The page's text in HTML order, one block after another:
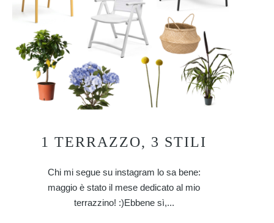
1 TERRAZZO, 3 STILI
Chi mi segue su instagram lo sa bene:
maggio è stato il mese dedicato al mio
terrazzino! :)Ebbene sì,...